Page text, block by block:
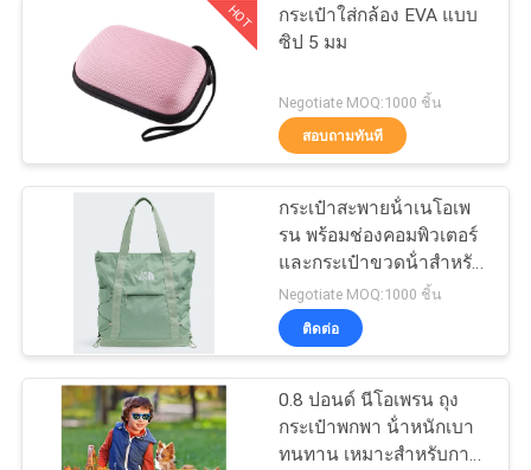
ควบคุม
คุณภาพ
แผนผัง
เว็บไซต์
PRIVACY
POLICY
กระเป๋าใส่ EVA
กระเป๋าเก็บเงิน
HOT
กระเป๋าใส่กล้อง EVA แบบ
ซิป 5 มม
Negotiate MOQ:1000 ชิ้น
สอบถามทันที
กระเป๋าสะพายน้ําเนโอเพ
รน พร้อมช่องคอมพิวเตอร์
และกระเป๋าขวดน้ําสําหรับ
การขนทุกวันที่ปลอดภัย
และการจัดเก็บ
Negotiate MOQ:1000 ชิ้น
ติดต่อ
0.8 ปอนด์ นีโอเพรน ถุง
กระเป๋าพกพา น้ําหนักเบา
ทนทาน เหมาะสําหรับการ